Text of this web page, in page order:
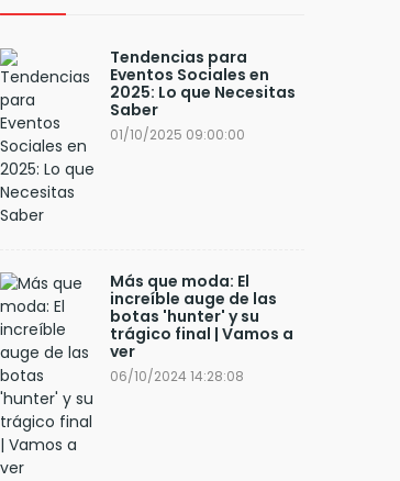
Tendencias para
Eventos Sociales en
2025: Lo que Necesitas
Saber
01/10/2025 09:00:00
Más que moda: El
increíble auge de las
botas 'hunter' y su
trágico final | Vamos a
ver
06/10/2024 14:28:08